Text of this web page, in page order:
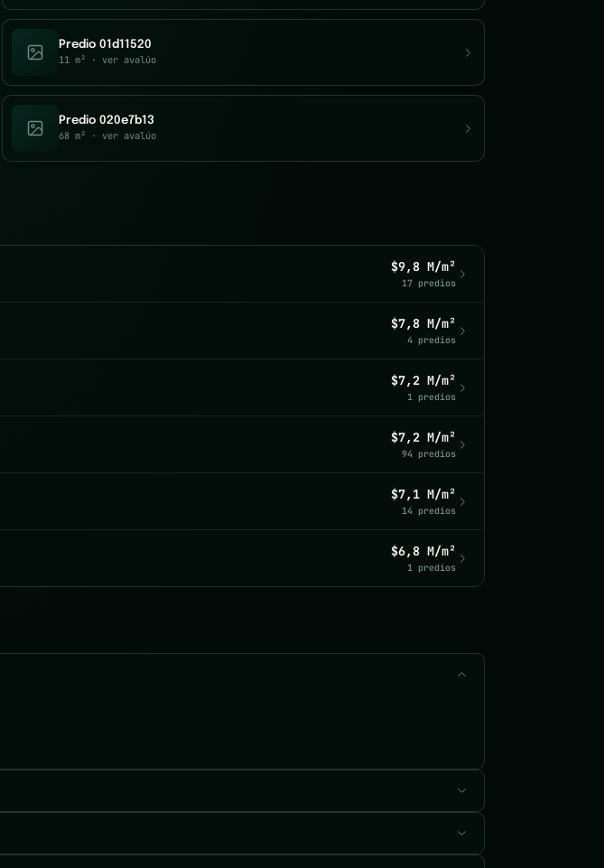
Predio 01d11520
11 m² · ver avalúo
Predio 020e7b13
68 m² · ver avalúo
$9,8 M/m²
17 predios
$7,8 M/m²
4 predios
$7,2 M/m²
1 predios
$7,2 M/m²
94 predios
$7,1 M/m²
14 predios
$6,8 M/m²
1 predios